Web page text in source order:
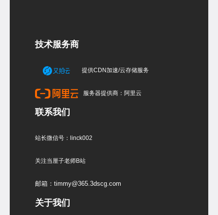
技术服务商
提供CDN加速/云存储服务
服务器提供商：阿里云
联系我们
站长微信号：linck002
关注当厘子老师B站
邮箱：timmy@365.3dscg.com
关于我们